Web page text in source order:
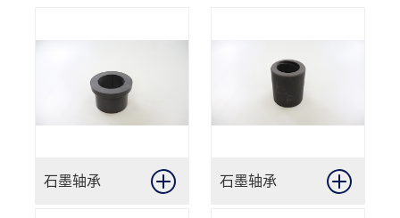
石墨轴承 石墨轴承